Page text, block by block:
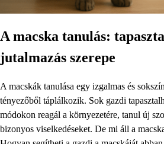
A macska tanulás:
jutalmazás szerepe
A macskák tanulása egy izgalmas és
tényezőből táplálkozik. Sok gazdi
módokon reagál a környezetére, tanul új
bizonyos viselkedéseket. De mi áll a